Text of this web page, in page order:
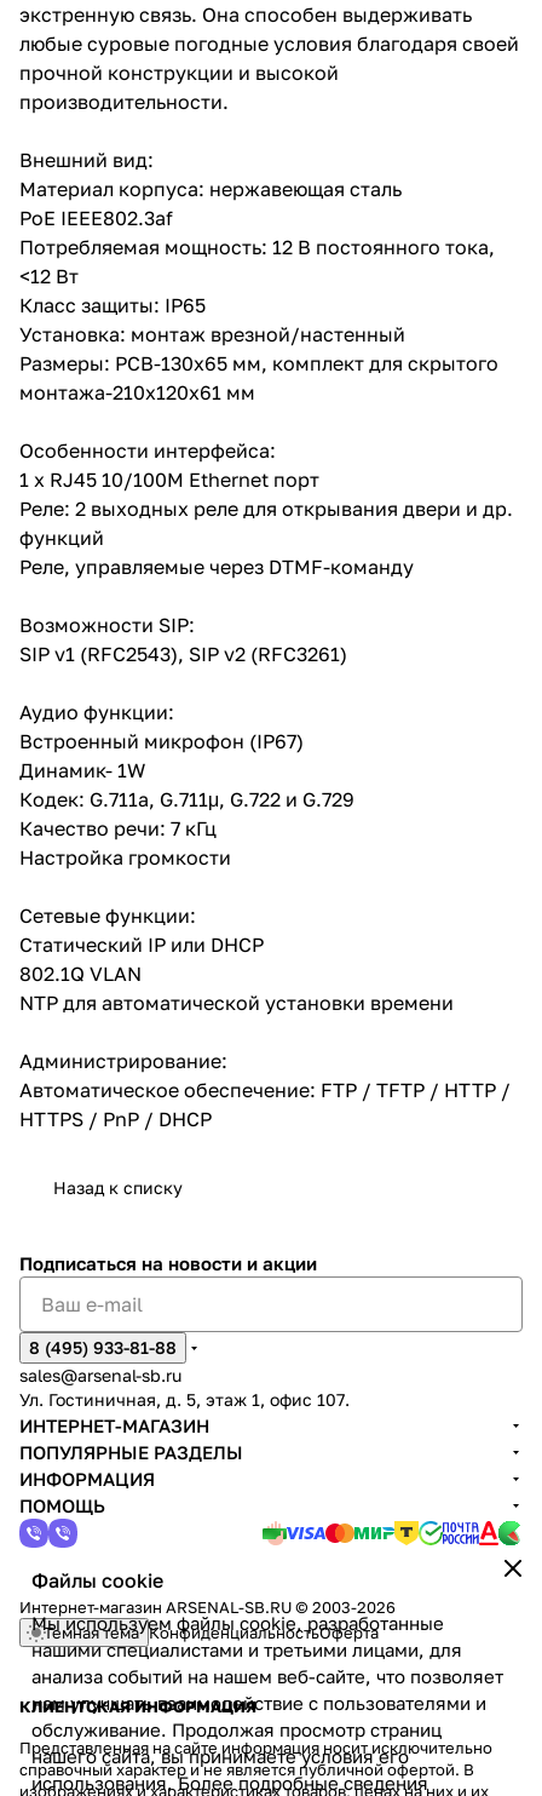
экстренную связь. Она способен выдерживать
любые суровые погодные условия благодаря своей
прочной конструкции и высокой
производительности.
Внешний вид:
Материал корпуса: нержавеющая сталь
PoE IEEE802.3af
Потребляемая мощность: 12 В постоянного тока,
<12 Вт
Класс защиты: IP65
Установка: монтаж врезной/настенный
Размеры: PCB-130x65 мм, комплект для скрытого
монтажа-210x120x61 мм
Особенности интерфейса:
1 x RJ45 10/100M Ethernet порт
Реле: 2 выходных реле для открывания двери и др.
функций
Реле, управляемые через DTMF-команду
Возможности SIP:
SIP v1 (RFC2543), SIP v2 (RFC3261)
Аудио функции:
Встроенный микрофон (IP67)
Динамик- 1W
Кодек: G.711a, G.711μ, G.722 и G.729
Качество речи: 7 кГц
Настройка громкости
Сетевые функции:
Статический IP или DHCP
802.1Q VLAN
NTP для автоматической установки времени
Администрирование:
Автоматическое обеспечение: FTP / TFTP / HTTP /
HTTPS / PnP / DHCP
Назад к списку
Файлы cookie
Мы используем файлы cookie, разработанные
нашими специалистами и третьими лицами, для
анализа событий на нашем веб-сайте, что позволяет
нам улучшать взаимодействие с пользователями и
обслуживание. Продолжая просмотр страниц
нашего сайта, вы принимаете условия его
использования. Более подробные сведения
Подписаться на новости и акции
8 (495) 933-81-88
sales@arsenal-sb.ru
Ул. Гостиничная, д. 5, этаж 1, офис 107.
ИНТЕРНЕТ-МАГАЗИН
ПОПУЛЯРНЫЕ РАЗДЕЛЫ
ИНФОРМАЦИЯ
ПОМОЩЬ
Интернет-магазин ARSENAL-SB.RU © 2003-2026
Темная тема КонфиденциальностьОферта
КЛИЕНТСКАЯ ИНФОРМАЦИЯ
Представленная на сайте информация носит исключительно
справочный характер и не является публичной офертой. В
изображениях и характеристиках товаров, ценах на них и их